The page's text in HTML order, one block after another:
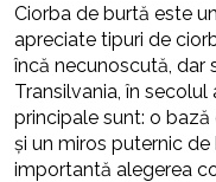
Ciorba de burtă este
apreciate tipuri de
încă necunoscută, dar
Transilvania, în secolul
principale sunt: o
și un miros puternic
importantă alegerea